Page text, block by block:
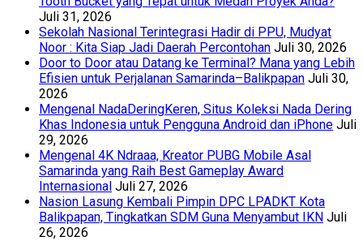
Juli 31, 2026
Sekolah Nasional Terintegrasi Hadir di PPU, Mudyat
Noor : Kita Siap Jadi Daerah Percontohan Juli 30, 2026
Door to Door atau Datang ke Terminal? Mana yang Lebih
Efisien untuk Perjalanan Samarinda–Balikpapan Juli 30,
2026
Mengenal NadaDeringKeren, Situs Koleksi Nada Dering
Khas Indonesia untuk Pengguna Android dan iPhone Juli
29, 2026
Mengenal 4K Ndraaa, Kreator PUBG Mobile Asal
Samarinda yang Raih Best Gameplay Award
Internasional Juli 27, 2026
Nasion Lasung Kembali Pimpin DPC LPADKT Kota
Balikpapan, Tingkatkan SDM Guna Menyambut IKN Juli
26, 2026